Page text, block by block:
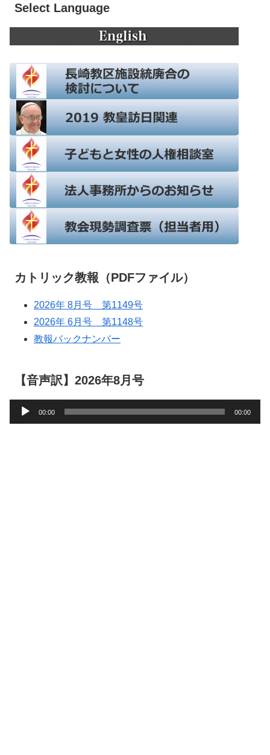
Select Language
カトリック教報（PDFファイル）
2026年 8月号 第1149号
2026年 6月号 第1148号
教報バックナンバー
【音声訳】2026年8月号
声
00:00 00:00